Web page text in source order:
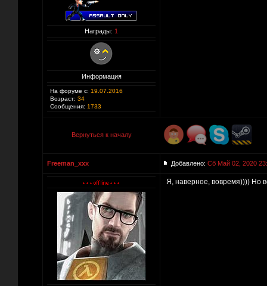
Награды: 1
Информация
На форуме с: 19.07.2016
Возраст: 34
Сообщения: 1733
Вернуться к началу
Freeman_xxx Добавлено: Сб Май 02, 2020
Я, наверное, вовремя)))) Но